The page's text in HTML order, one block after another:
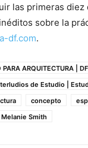
las primeras diez
sobre la
df.com.
PARA ARQUITECTURA | DF
de Estudio |
concepto
Melanie Smith